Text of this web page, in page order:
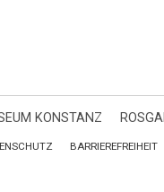
KONSTANZ
BARRIEREFREIHEIT